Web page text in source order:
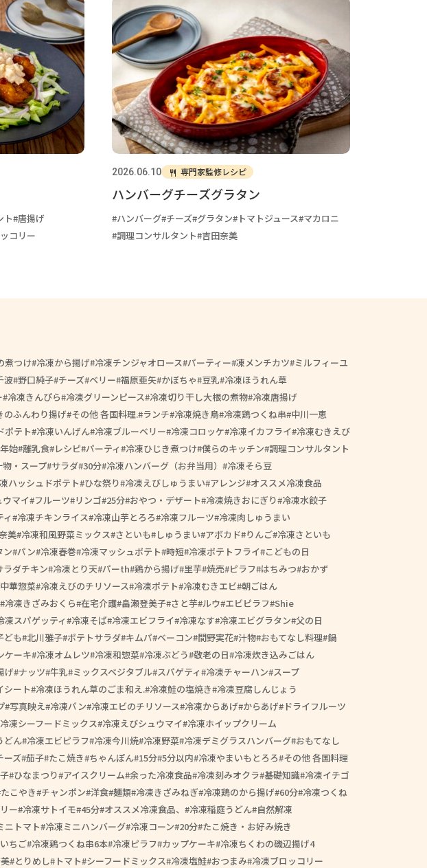
ト 唐揚げ
コリー
2026.06.10 専門家監修レシピ
ハンバーグチーズグラタン
ハンバーグ チーズ グラタン トマトジュース マカロニ
調理コンサルタント 吉田奈美
煮つけ 冷凍から揚げ 冷凍チンジャオロース パーティー 凍メンチカツ ミルフィーユ
波 野口純子 チーズ ベリー 福原亜矢 かぼちゃ 豆乳 冷凍ほうれん草
冷凍きんぴら 冷凍グリーンピース 冷凍切り干し大根の煮物 冷凍唐揚げ
のふんわり揚げ その他 各国料理. ランチ 冷凍焼き鳥 冷凍鶏つくね串 中川一恵
ポテト 冷凍いんげん 冷凍ブルーベリー 冷凍コロッケ 冷凍イカフライ 冷凍むきえび
始 離乳食 レシピ パーティ 冷凍ひじき煮つけ 僕らのキッチン 調理コンサルタント
物・スープ サラダ 30分 冷凍ハンバーグ（お弁当用）
冷凍そら豆
ハッシュドポテト ひな祭り 冷凍えびしゅうまい アレンジ オススメ冷凍食品
ウマイ フルーツ リンゴ 25分 おやつ・デザート 冷凍焼きおにぎり 冷凍水餃子
冷凍チキンライス 冷凍山芋とろろ 冷凍フルーツ 冷凍肉しゅうまい
美 冷凍和風野菜ミックス さといも しゅうまい アボカド りんご 冷凍さといも
ン パン 冷凍春巻 冷凍マッシュポテト 時短 冷凍ポテトフライ こどもの日
ラダチキン 冷凍とり天 パーth 鶏から揚げ 里芋 焼売 ピラフ はちみつ おかず
華惣菜 冷凍えびのチリソース 冷凍ポテト 冷凍むきエビ 朝ごはん
冷凍きざみおくら 在宅介護 畠瀬登美子 さと芋 ルウ エビピラフ Shie
凍スパゲッティ 冷凍そば 冷凍エビフライ 冷凍なす 冷凍エビグラタン 父の日
ども 北川雅子 ポテトサラダ キムパ ベーコン 間野実花 汁物 おもてなし料理 鍋
ケーキ 冷凍オムレツ 冷凍和惣菜 冷凍ぶどう 敬老の日 冷凍炊き込みごはん
げ ナッツ 牛乳 ミックスベジタブル スパゲティ 冷凍チャーハン スープ
シート 冷凍ほうれん草のごま和え. 冷凍鮭の塩焼き 冷凍豆腐しんじょう
写真映え 冷凍パン 冷凍エビのチリソース 冷凍からあげ からあげ ドライフルーツ
冷凍シーフードミックス 冷凍えびシュウマイ 冷凍ホイップクリーム
どん 冷凍エビピラフ 冷凍今川焼 冷凍野菜 冷凍デミグラスハンバーグ おもてなし
ーズ 茄子 たこ焼き ちゃんぽん 15分 5分以内 冷凍やまいもとろろ その他 各国料理
ひなまつり アイスクリーム 余った冷凍食品 冷凍刻みオクラ 基礎知識 冷凍イチゴ
たこやき チャンポン 洋食 麺類 冷凍きざみねぎ 冷凍鶏のから揚げ 60分 冷凍つくね
ー 冷凍サトイモ 45分 オススメ冷凍食品、 冷凍稲庭うどん 自然解凍
ニトマト 冷凍ミニハンバーグ 冷凍コーン 20分 たこ焼き・お好み焼き
ちご 冷凍鶏つくね串6本 冷凍ピラフ カップケーキ 冷凍ちくわの磯辺揚げ4
とりめし トマト シーフードミックス 冷凍塩鮭 おつまみ 冷凍ブロッコリー